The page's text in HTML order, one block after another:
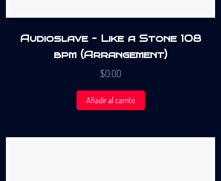
Audioslave – Like a Stone 108
bpm (Arrangement)
$0.00
Añadir al carrito